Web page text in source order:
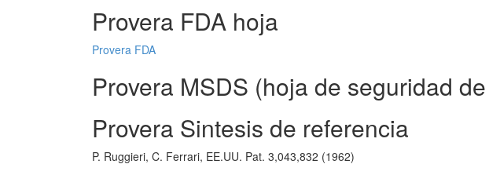
Provera FDA hoja
Provera FDA
Provera MSDS (hoja de seguridad
Provera Sintesis de referencia
P. Ruggieri, C. Ferrari, EE.UU. Pat. 3,043,832 (1962)